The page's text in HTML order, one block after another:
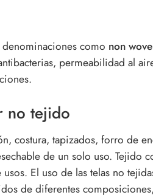
como non
permeabilidad al
no tejido
costura, tapizados, forro de
de un solo uso. Tejido
El uso de las telas no
de diferentes